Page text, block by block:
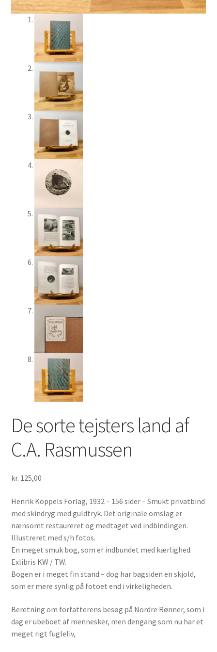
De sorte tejsters land af
C.A. Rasmussen
kr. 125,00
Henrik Koppels Forlag, 1932 – 156 sider – Smukt privatbind
med skindryg med guldtryk. Det originale omslag er
nænsomt restaureret og medtaget ved indbindingen.
Illustreret med s/h fotos.
En meget smuk bog, som er indbundet med kærlighed.
Exlibris KW / TW.
Bogen er i meget fin stand – dog har bagsiden en skjold,
som er mere synlig på fotoet end i virkeligheden.
Beretning om forfatterens besøg på Nordre Rønner, som i
dag er ubeboet af mennesker, men dengang som nu har et
meget rigt fugleliv,